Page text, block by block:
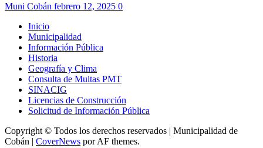
Muni Cobán febrero 12, 2025 0
Inicio
Municipalidad
Información Pública
Historia
Geografía y Clima
Consulta de Multas PMT
SINACIG
Licencias de Construcción
Solicitud de Información Pública
Copyright © Todos los derechos reservados | Municipalidad de
Cobán | CoverNews por AF themes.